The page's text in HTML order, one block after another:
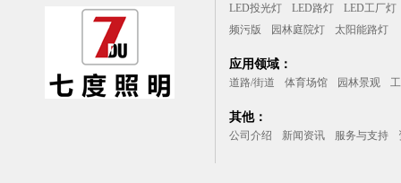
LED投光灯 LED路灯
LED工厂灯
频污版
园林庭院灯 太阳能路灯
应用领域：
道路/街道 体育场馆 园林景观
其他：
公司介绍 新闻资讯 服务与支持